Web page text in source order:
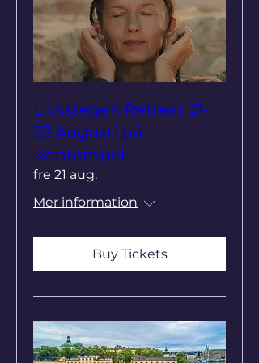
Livsstegen Retreat 21-
23 Augusti på
Kontempel
fre 21 aug.
Mer information
Buy Tickets